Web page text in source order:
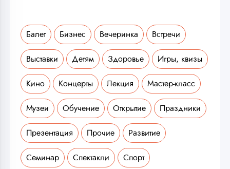
Балет Бизнес Вечеринка Встречи
Выставки Детям Здоровье Игры, квизы
Кино Концерты Лекция Мастер-класс
Музеи Обучение Открытие Праздники
Презентация Прочие Развитие
Семинар Спектакли Спорт